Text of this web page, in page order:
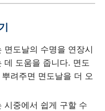
면도날의 수명을 연장시
데 도움을 줍니다. 면도
려주면 면도날을 더 오
시중에서 쉽게 구할 수